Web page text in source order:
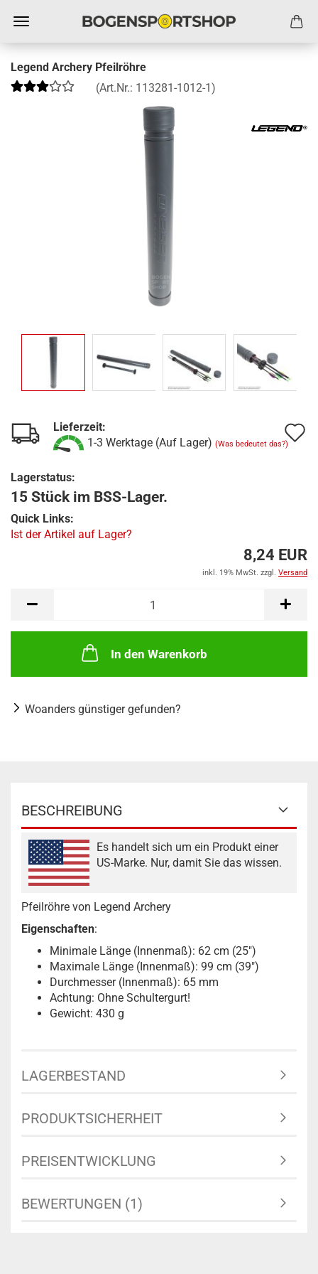
Legend Archery Pfeilröhre
(Art.Nr.: 113281-1012-1)
Lieferzeit:
1-3 Werktage (Auf Lager) (Was bedeutet das?)
Lagerstatus:
15 Stück im BSS-Lager.
Quick Links:
Ist der Artikel auf Lager?
8,24 EUR
inkl. 19% MwSt. zzgl. Versand
In den Warenkorb
Woanders günstiger gefunden?
BESCHREIBUNG
Es handelt sich um ein Produkt einer
US-Marke. Nur, damit Sie das wissen.
Pfeilröhre von Legend Archery
Eigenschaften:
Minimale Länge (Innenmaß): 62 cm (25")
Maximale Länge (Innenmaß): 99 cm (39")
Durchmesser (Innenmaß): 65 mm
Achtung: Ohne Schultergurt!
Gewicht: 430 g
LAGERBESTAND
PRODUKTSICHERHEIT
PREISENTWICKLUNG
BEWERTUNGEN (1)